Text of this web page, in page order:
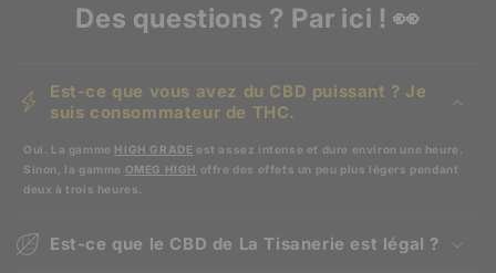
Des questions ? Par ici ! 👀
Est-ce que vous avez du CBD puissant ? Je
suis consommateur de THC.
Oui. La gamme HIGH GRADE est assez intense et dure environ une heure.
Sinon, la gamme OMEG HIGH offre des effets un peu plus légers pendant
deux à trois heures.
Est-ce que le CBD de La Tisanerie est légal ?